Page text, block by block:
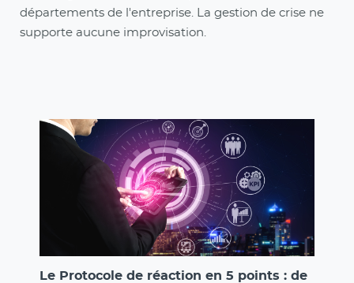
départements de l'entreprise. La gestion de crise ne
supporte aucune improvisation.
Le Protocole de réaction en 5 points : de